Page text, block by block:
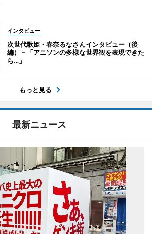
インタビュー
次世代歌姫・春奈るなさんインタビュー（後
編）－「アニソンの多様な世界観を表現できた
ら…」
もっと見る
最新ニュース